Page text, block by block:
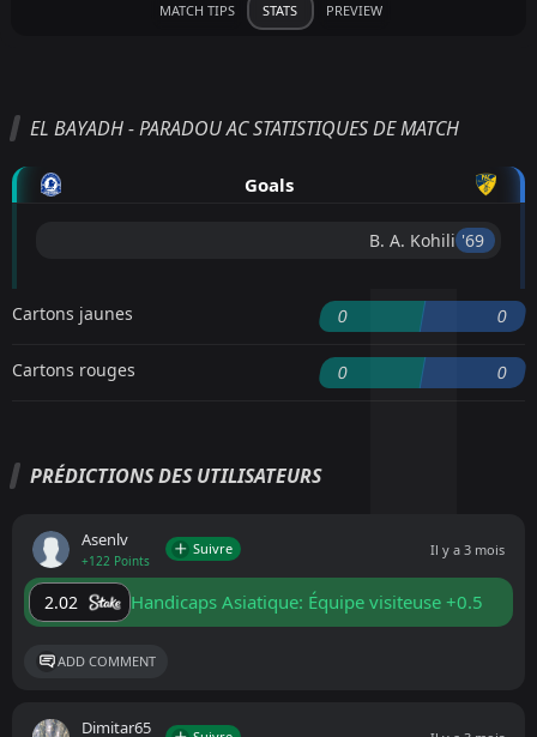
MATCH TIPS STATS PREVIEW
EL BAYADH - PARADOU AC STATISTIQUES DE MATCH
Goals
B. A. Kohili '69 ︎
Cartons jaunes 0 0
Cartons rouges 0 0
PRÉDICTIONS DES UTILISATEURS
Asenlv
+122 Points
Suivre Il y a 3 mois
2.02 Handicaps Asiatique: Équipe visiteuse +0.5
ADD COMMENT
Dimitar65